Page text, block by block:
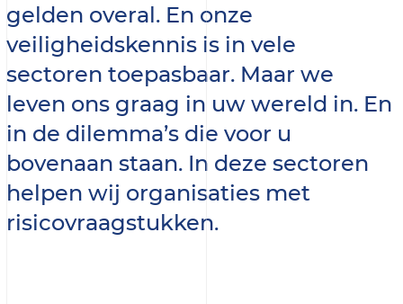
gelden overal. En onze
veiligheidskennis is in vele
sectoren toepasbaar. Maar we
leven ons graag in uw wereld in. En
in de dilemma’s die voor u
bovenaan staan. In deze sectoren
helpen wij organisaties met
risicovraagstukken.